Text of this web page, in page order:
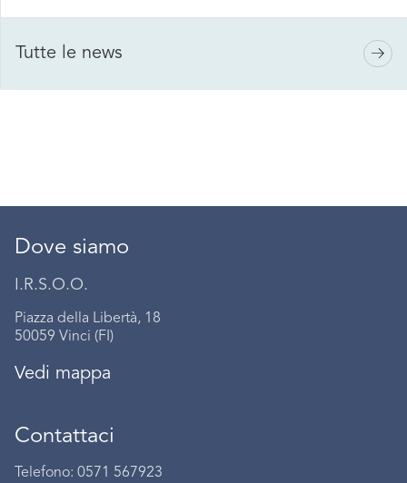
Tutte le news
Dove siamo
I.R.S.O.O.
Piazza della Libertà, 18
50059 Vinci (FI)
Vedi mappa
Contattaci
Telefono: 0571 567923